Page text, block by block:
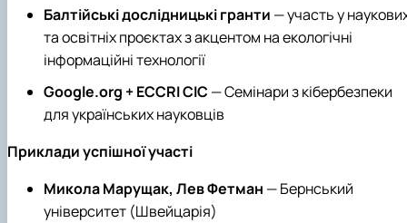
Балтійські дослідницькі гранти — участь у
та освітніх проєктах з акцентом на екологічні
інформаційні технології
Google.org + ECCRI CIC — Семінари з кібербезпеки
для українських науковців
Приклади успішної участі
Микола Марущак, Лев Фетман — Бернський
університет (Швейцарія)